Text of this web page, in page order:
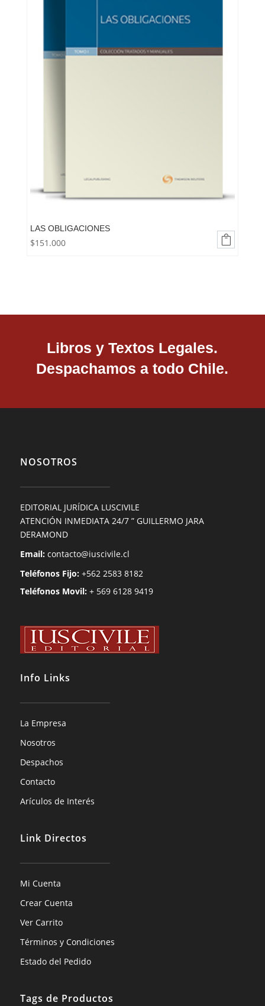
LAS OBLIGACIONES
$151.000 
Libros y Textos Legales.
Despachamos a todo Chile.
NOSOTROS
EDITORIAL JURÍDICA LUSCIVILE
ATENCIÓN INMEDIATA 24/7 ” GUILLERMO JARA
DERAMOND
Email:contacto@iuscivile.cl
Teléfonos Fijo:+562 2583 8182
Teléfonos Movil:+ 569 6128 9419
Info Links
La Empresa
Nosotros
Despachos
Contacto
Arículos de Interés
Link Directos
Mi Cuenta
Crear Cuenta
Ver Carrito
Términos y Condiciones
Estado del Pedido
Tags de Productos